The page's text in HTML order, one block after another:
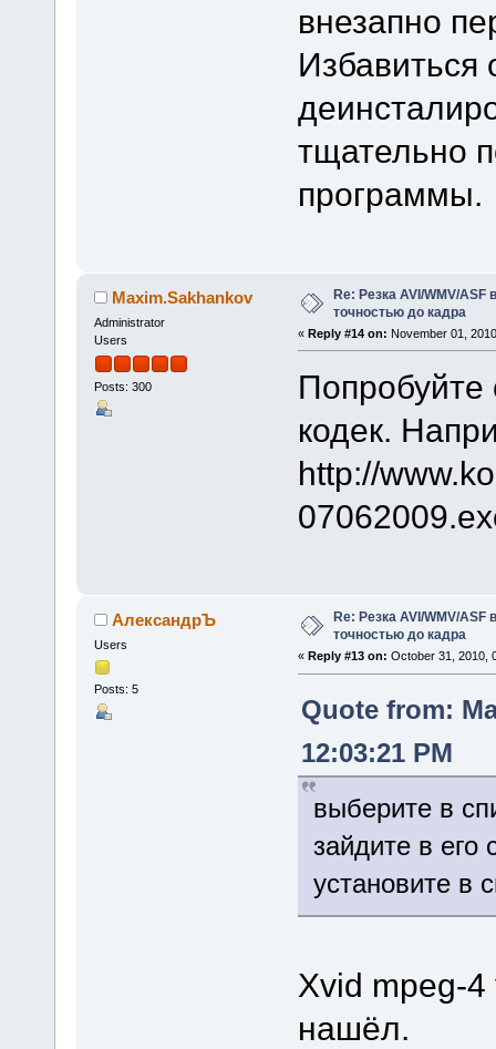
внезапно
Избавиться
тщательно
программы.
Maxim.Sakhankov
Administrator
Users
Posts: 300
Re: Резка AVI/WMV/
точностью до кадра
« Reply #14 on: November 01,
Попробуйте
кодек.
http://
АлександрЪ
Users
Posts: 5
Re: Резка AVI/WMV/
точностью до кадра
« Reply #13 on: October 31, 2010,
Quote from:
12:03:21 PM
выберите в
зайдите в его
установите в
Xvid mpeg-4
нашёл.